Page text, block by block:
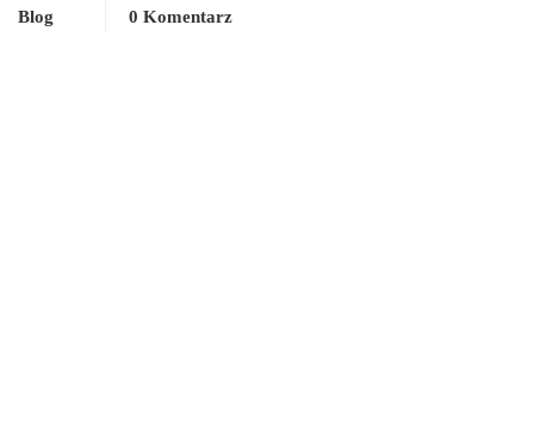
Blog 0 Komentarz